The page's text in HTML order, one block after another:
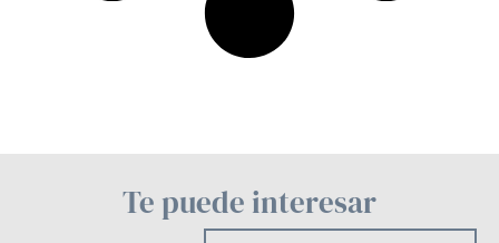
Te puede interesar